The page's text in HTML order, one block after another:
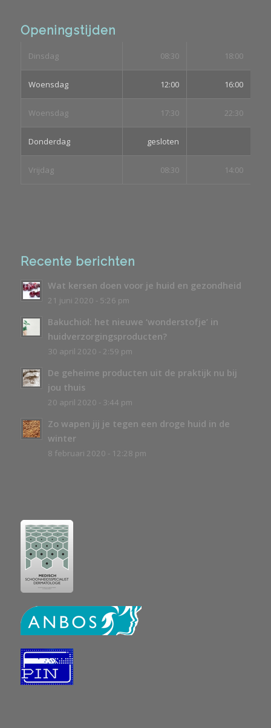
Openingstijden
Dinsdag 08:30 18:00
Woensdag 12:00 16:00
Woensdag 17:30 22:30
Donderdag gesloten
Vrijdag 08:30 14:00
Recente berichten
Wat kersen doen voor je huid en gezondheid
21 juni 2020 - 5:26 pm
Bakuchiol: het nieuwe ‘wonderstofje’ in
huidverzorgingsproducten?
30 april 2020 - 2:59 pm
De geheime producten uit de praktijk nu bij
jou thuis
20 april 2020 - 3:44 pm
Zo wapen jij je tegen een droge huid in de
winter
8 februari 2020 - 12:28 pm